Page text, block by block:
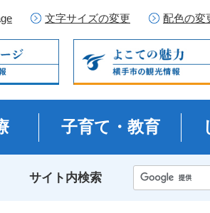
文字サイズの変更 配色の変
子育て・教育
サイト内検索